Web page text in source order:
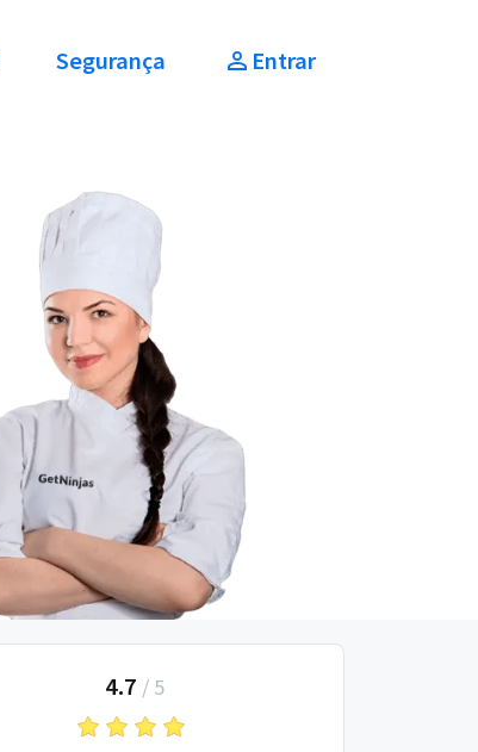
Segurança Entrar
4.7 / 5